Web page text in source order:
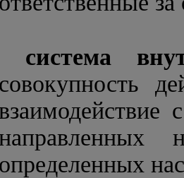
система
совокупность
определенных